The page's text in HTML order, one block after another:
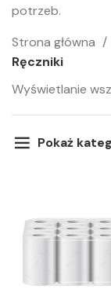
potrzeb.
Strona główna
Ręczniki
Wyświetlanie
Pokaż